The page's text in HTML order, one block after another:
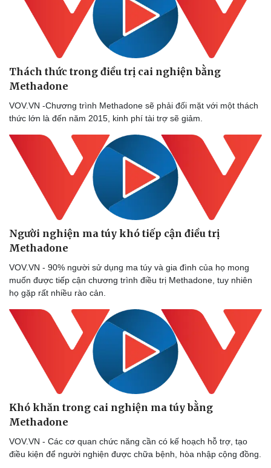
Thách thức trong điều trị cai nghiện bằng
Methadone
VOV.VN -Chương trình Methadone sẽ phải đối mặt với một thách
thức lớn là đến năm 2015, kinh phí tài trợ sẽ giảm.
Người nghiện ma túy khó tiếp cận điều trị
Methadone
VOV.VN - 90% người sử dụng ma túy và gia đình của họ mong
muốn được tiếp cận chương trình điều trị Methadone, tuy nhiên
họ gặp rất nhiều rào cản.
Khó khăn trong cai nghiện ma túy bằng
Methadone
VOV.VN - Các cơ quan chức năng cần có kế hoạch hỗ trợ, tạo
điều kiện để người nghiện được chữa bệnh, hòa nhập cộng đồng.